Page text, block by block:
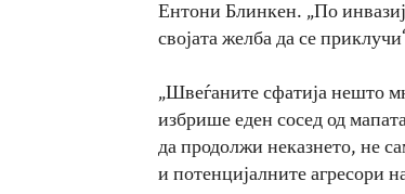
Ентони Блинкен. „По
својата желба да се
„Швеѓаните сфатија нешто
избрише еден сосед од
да продолжи неказнето, не
и потенцијалните агресори